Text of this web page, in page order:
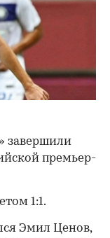
завершили
премьер-
1:1.
Эмил Ценов,